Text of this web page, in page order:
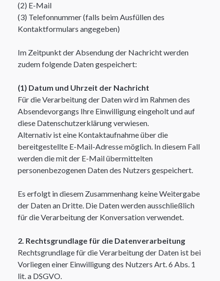
(2) E-Mail
(3) Telefonnummer (falls beim Ausfüllen des
Kontaktformulars angegeben)
Im Zeitpunkt der Absendung der Nachricht werden
zudem folgende Daten gespeichert:
(1) Datum und Uhrzeit der Nachricht
Für die Verarbeitung der Daten wird im Rahmen des
Absendevorgangs Ihre Einwilligung eingeholt und auf
diese Datenschutzerklärung verwiesen.
Alternativ ist eine Kontaktaufnahme über die
bereitgestellte E-Mail-Adresse möglich. In diesem Fall
werden die mit der E-Mail übermittelten
personenbezogenen Daten des Nutzers gespeichert. ​
Es erfolgt in diesem Zusammenhang keine Weitergabe
der Daten an Dritte. Die Daten werden ausschließlich
für die Verarbeitung der Konversation verwendet.​
2. Rechtsgrundlage für die Datenverarbeitung
Rechtsgrundlage für die Verarbeitung der Daten ist bei
Vorliegen einer Einwilligung des Nutzers Art. 6 Abs. 1
lit. a DSGVO.